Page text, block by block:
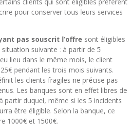
pour conserver tous leurs services
pas souscrit l’offre sont éligibles
suivante : à partir de 5
lieu dans le même mois, le client
pendant les trois mois suivants.
les clients fragiles ne précise pas
Les banques sont en effet libres de
partir duquel, même si les 5 incidents
être éligible. Selon la banque, ce
1000€ et 1500€.